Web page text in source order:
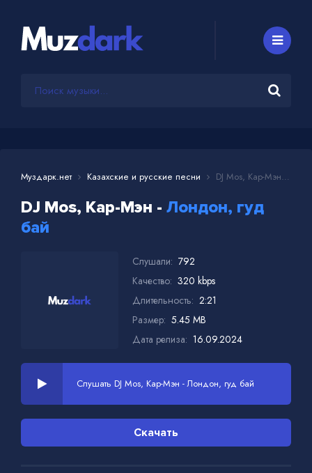
Муздарк.нет Казахские и русские песни DJ Mos, Кар-Мэн - Лондон, гуд бай
DJ Mos, Кар-Мэн - Лондон, гуд
бай
Слушали: 792
Качество: 320 kbps
Длительность: 2:21
Размер: 5.45 MB
Дата релиза: 16.09.2024
Слушать DJ Mos, Кар-Мэн - Лондон, гуд бай
Скачать